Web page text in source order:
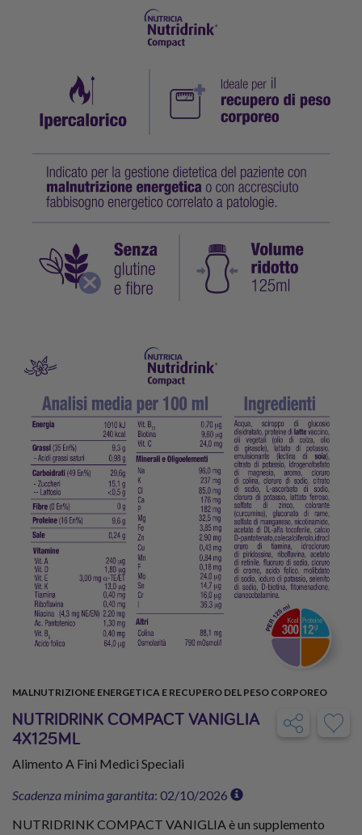
MALNUTRIZIONE ENERGETICA E RECUPERO DEL PESO CORPOREO
NUTRIDRINK COMPACT VANIGLIA
4X125ML
Alimento A Fini Medici Speciali
Scadenza minima garantita: 02/10/2026
NUTRIDRINK COMPACT VANIGLIA è un supplemento